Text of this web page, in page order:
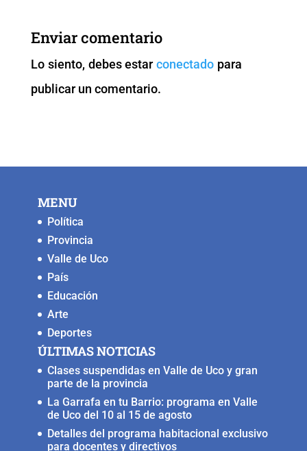
b
o
o
k
A
p
p k
er
Enviar comentario
Lo siento, debes estarconectado para
publicar un comentario.
MENU
Política
Provincia
Valle de Uco
País
Educación
Arte
Deportes
ÚLTIMAS NOTICIAS
Clases suspendidas en Valle de Uco y gran
parte de la provincia
La Garrafa en tu Barrio: programa en Valle
de Uco del 10 al 15 de agosto
Detalles del programa habitacional exclusivo
para docentes y directivos